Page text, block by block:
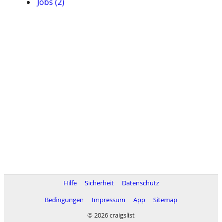
Hilfe Sicherheit
Datenschutz
Bedingungen
Impressum App
Sitemap
© 2026 craigslist